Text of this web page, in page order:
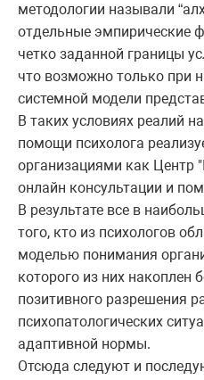
методологии называли
отдельные эмпирические
четко заданной границы
что возможно только при
системной модели
В таких условиях реалий
помощи психолога
организациями как Центр
онлайн консультации и
В результате все в
того, кто из психологов
моделью понимания
которого из них
позитивного разрешения
психопатологических
адаптивной нормы.
Отсюда следуют и